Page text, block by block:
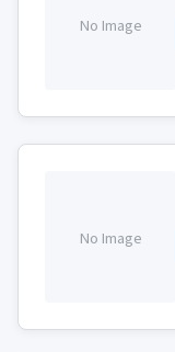
No Image
No Image